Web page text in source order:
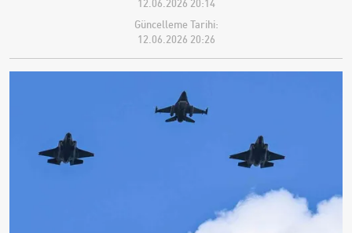
Güncelleme Tarihi:
12.06.2026 20:26